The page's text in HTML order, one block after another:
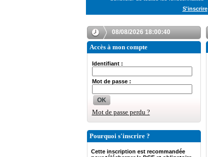
S'inscrire
08/08/2026 18:00:41
Accès à mon compte
Identifiant :
Mot de passe :
OK
Mot de passe perdu ?
Pourquoi s'inscrire ?
Cette inscription est recommandée